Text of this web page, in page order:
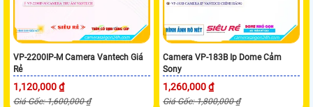
VP-2200IP-M Camera Vantech Giá
Rẻ
1,120,000 ₫
Giá Gốc: 1,600,000 ₫
Camera VP-183B Ip Dome Cảm
Sony
1,260,000 ₫
Giá Gốc: 1,800,000 ₫